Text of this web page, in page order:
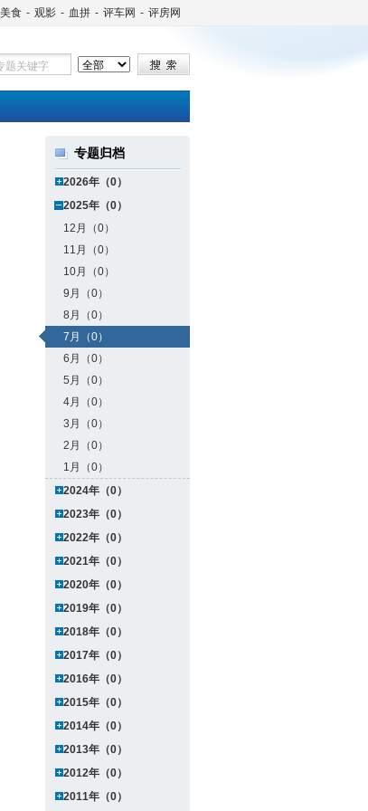
美食 - 观影 - 血拼 - 评车网 - 评房网
专题归档
2026年（0）
2025年（0）
12月（0）
11月（0）
10月（0）
9月（0）
8月（0）
7月（0）
6月（0）
5月（0）
4月（0）
3月（0）
2月（0）
1月（0）
2024年（0）
2023年（0）
2022年（0）
2021年（0）
2020年（0）
2019年（0）
2018年（0）
2017年（0）
2016年（0）
2015年（0）
2014年（0）
2013年（0）
2012年（0）
2011年（0）